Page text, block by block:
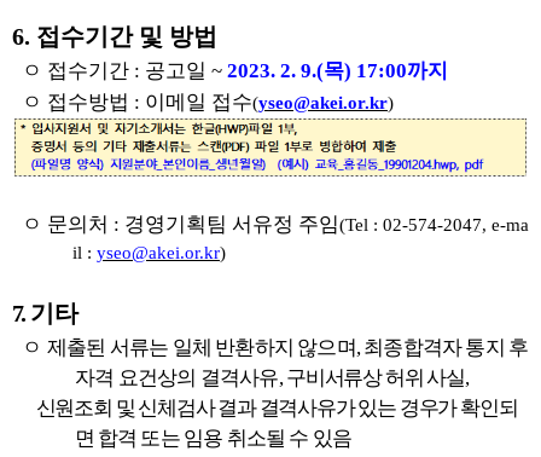
6. 접수기간 및 방법
ㅇ 접수기간 : 공고일 ~ 2023. 2. 9.(목) 17:00까지
ㅇ 접수방법 : 이메일 접수(yseo@akei.or.kr)
ㅇ 문의처 : 경영기획팀 서유정 주임(Tel : 02-574-2047, e-ma
il : yseo@akei.or.kr)
7. 기 타
ㅇ 제출된 서류는 일체 반환하지 않으며,최종합격자 통지 후
자격 요건상의 결격사유,구비서류상 허위 사실,
신원조회 및 신체검사 결과 결격사유가 있는 경우가 확인되
면 합격 또는 임용 취소될 수 있음